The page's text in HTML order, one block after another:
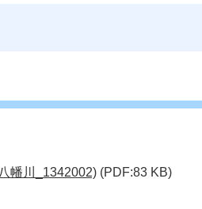
幡川_1342002) (PDF:83 KB)